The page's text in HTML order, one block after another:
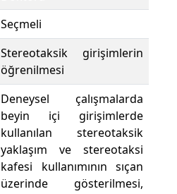
Seçmeli
Stereotaksik girişimlerin
öğrenilmesi
Deneysel çalışmalarda
beyin içi girişimlerde
kullanılan stereotaksik
yaklaşım ve stereotaksi
kafesi kullanımının sıçan
üzerinde gösterilmesi,